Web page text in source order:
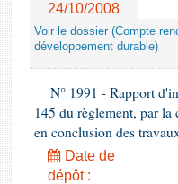
24/10/2008
Voir le dossier (Compte
développement durable)
N° 1991 - Rapport
145 du règlement, par
en conclusion des
Date de
dépôt :